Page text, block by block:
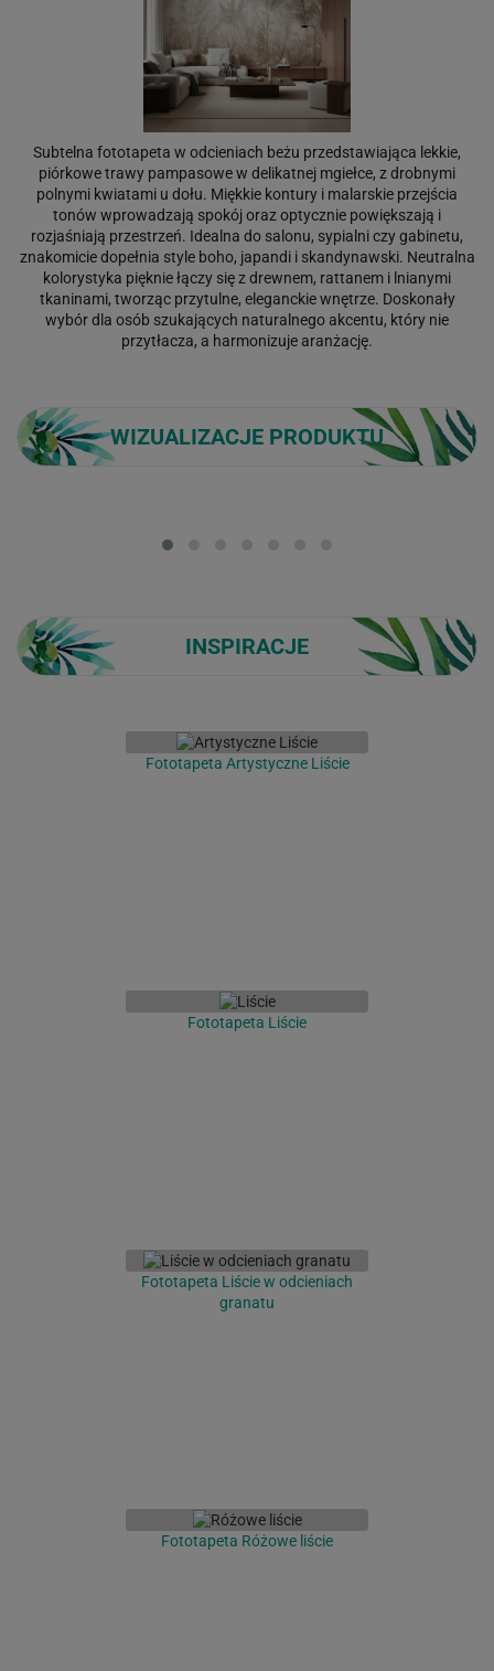
Subtelna fototapeta w odcieniach beżu przedstawiająca lekkie,
piórkowe trawy pampasowe w delikatnej mgiełce, z drobnymi
polnymi kwiatami u dołu. Miękkie kontury i malarskie przejścia
tonów wprowadzają spokój oraz optycznie powiększają i
rozjaśniają przestrzeń. Idealna do salonu, sypialni czy gabinetu,
znakomicie dopełnia style boho, japandi i skandynawski. Neutralna
kolorystyka pięknie łączy się z drewnem, rattanem i lnianymi
tkaninami, tworząc przytulne, eleganckie wnętrze. Doskonały
wybór dla osób szukających naturalnego akcentu, który nie
przytłacza, a harmonizuje aranżację.
WIZUALIZACJE PRODUKTU
INSPIRACJE
Fototapeta Artystyczne Liście
Fototapeta Liście
Fototapeta Liście w odcieniach
granatu
Fototapeta Różowe liście